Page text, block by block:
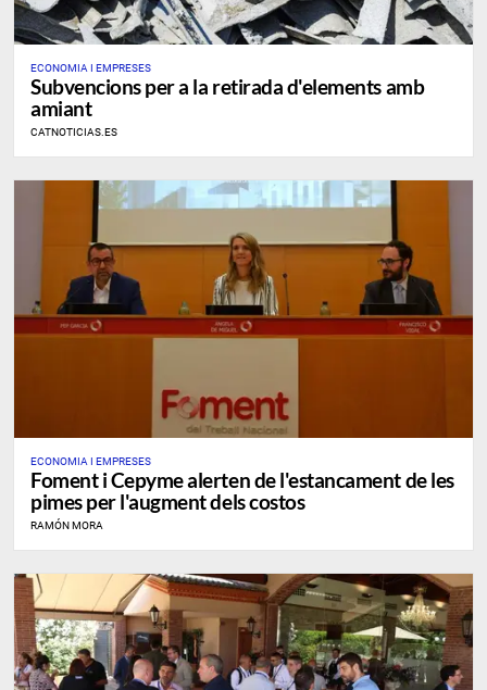
ECONOMIA I EMPRESES
Subvencions per a la retirada d'elements amb
amiant
CATNOTICIAS.ES
ECONOMIA I EMPRESES
Foment i Cepyme alerten de l'estancament de les
pimes per l'augment dels costos
RAMÓN MORA